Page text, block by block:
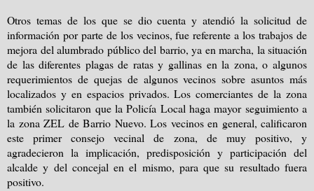
Otros temas de los que se dio cuenta y atendió la solicitud de
información por parte de los vecinos, fue referente a los trabajos de
mejora del alumbrado público del barrio, ya en marcha, la situación
de las diferentes plagas de ratas y gallinas en la zona, o algunos
requerimientos de quejas de algunos vecinos sobre asuntos más
localizados y en espacios privados. Los comerciantes de la zona
también solicitaron que la Policía Local haga mayor seguimiento a
la zona ZEL de Barrio Nuevo. Los vecinos en general, calificaron
este primer consejo vecinal de zona, de muy positivo, y
agradecieron la implicación, predisposición y participación del
alcalde y del concejal en el mismo, para que su resultado fuera
positivo.